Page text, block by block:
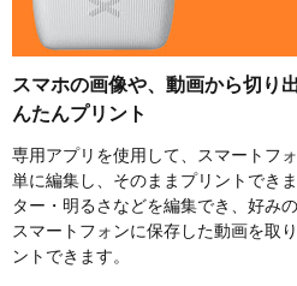
スマホの画像や、動画から切り
んたんプリント
専用アプリを使用して、スマートフ
単に編集し、そのままプリントでき
ター・明るさなどを編集でき、好み
スマートフォンに保存した動画を取
ントできます。